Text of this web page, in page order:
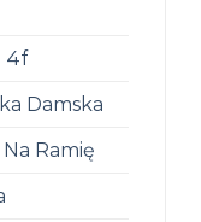
4f
Damska
Ramię